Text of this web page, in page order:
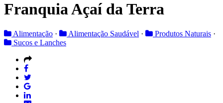
Franquia Açaí da Terra
Alimentação · Alimentação Saudável · Produtos Naturais ·
Sucos e Lanches